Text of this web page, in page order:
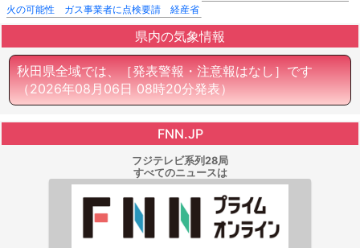
火の可能性 ガス事業者に点検要請 経産省
県内の気象情報
秋田県全域では、［発表警報・注意報はなし］です
（2026年08月06日 08時20分発表）
FNN.JP
フジテレビ系列28局
すべてのニュースは